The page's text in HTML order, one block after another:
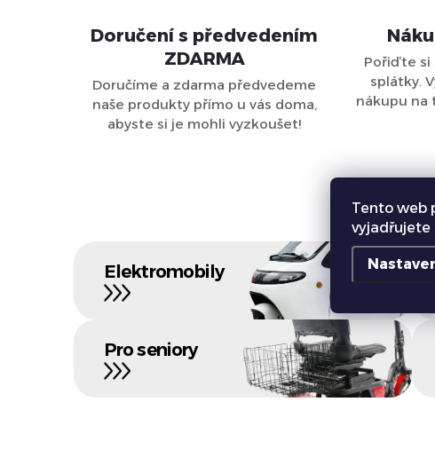
Tento web
vyjadřujete
Doručení s předvedením
ZDARMA
Doručíme a zdarma předvedeme
naše produkty přímo u vás doma,
abyste si je mohli vyzkoušet!
Pořiďte si
splátky.
nákupu na
Elektromobily
Pro seniory